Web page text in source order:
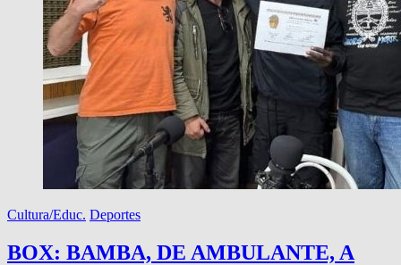
Cultura/Educ. Deportes
BOX: BAMBA, DE AMBULANTE, A